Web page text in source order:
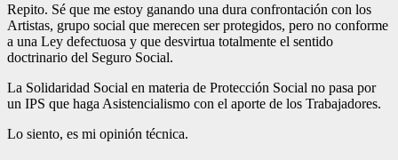
Repito. Sé que me estoy ganando una dura confrontación con los
Artistas, grupo social que merecen ser protegidos, pero no conforme
a una Ley defectuosa y que desvirtua totalmente el sentido
doctrinario del Seguro Social.
La Solidaridad Social en materia de Protección Social no pasa por
un IPS que haga Asistencialismo con el aporte de los Trabajadores.
Lo siento, es mi opinión técnica.